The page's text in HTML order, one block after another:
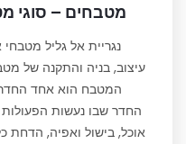
מטבחים – סוגי
נגריית אל גליל
עיצוב, בניה והתקנה של
המטבח הוא אחד
החדר שבו נעשות הפעולות
אוכל, בישול ואפיה, הדחת